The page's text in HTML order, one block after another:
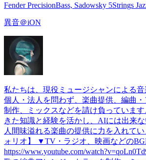
Fender PrecisionBass, Sadowsky 5Strings
異音＠iON
私たちは、現役ミュージシャンによる音
個人・法人を問わず、楽曲提供、編曲
制作、ミックスなどを請け負っていま
きた知識と経験を活かし、AIには出来な
人間味溢れる楽曲の提供に力を入れて
ォリオ】 ▼TV・ラジオ、映画などの
https://www.youtube.com/